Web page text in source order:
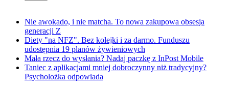
Nie awokado, i nie matcha. To nowa zakupowa obsesja
generacji Z
Diety "na NFZ". Bez kolejki i za darmo. Funduszu
udostępnia 19 planów żywieniowych
Mała rzecz do wysłania? Nadaj paczkę z InPost Mobile
Taniec z aplikacjami mniej dobroczynny niż tradycyjny?
Psycholożka odpowiada